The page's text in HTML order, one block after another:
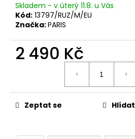
Skladem - v úterý 11.8. u Vás
Kód: 13797/RUZ/M/EU
Značka:PARIS
2 490 Kč
Zeptat se Hlídat